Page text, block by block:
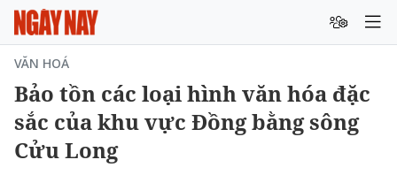
VĂN HOÁ
Bảo tồn các loại hình văn hóa đặc
sắc của khu vực Đồng bằng sông
Cửu Long